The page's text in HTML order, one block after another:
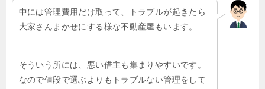
中には管理費用だけ取って、トラブルが起きたら
大家さんまかせにする様な不動産屋もいます。
そういう所には、悪い借主も集まりやすいです。
なので値段で選ぶよりもトラブルない管理をして